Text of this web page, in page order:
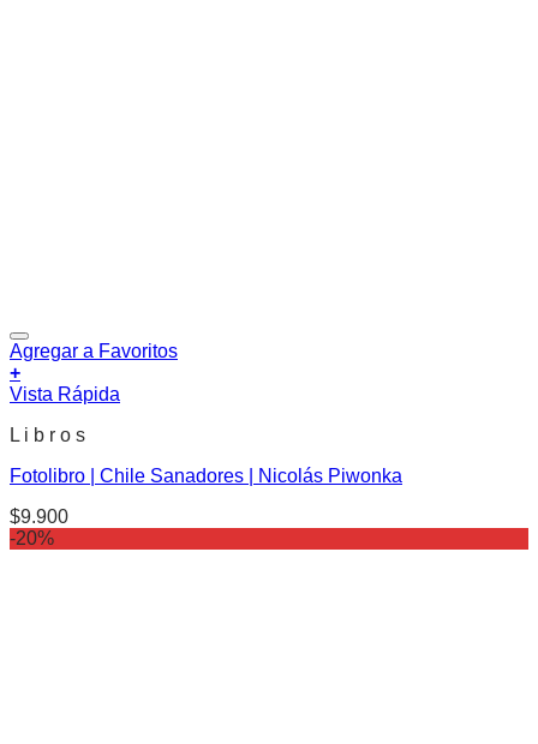
Agregar a Favoritos
+
Vista Rápida
L i b r o s
Fotolibro | Chile Sanadores | Nicolás Piwonka
$9.900
-20%